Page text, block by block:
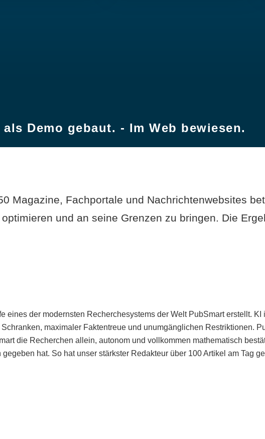
Demo gebaut. - Im Web bewiesen.
Magazine, Fachportale und Nachrichtenwebsites
und an seine Grenzen zu bringen. Die
eines der modernsten Recherchesystems der Welt PubSmart erstellt.
maximaler Faktentreue und unumgänglichen Restriktionen.
die Recherchen allein, autonom und vollkommen mathematisch
hat. So hat unser stärkster Redakteur über 100 Artikel am Tag